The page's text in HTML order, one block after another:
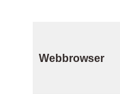
Webbrowser